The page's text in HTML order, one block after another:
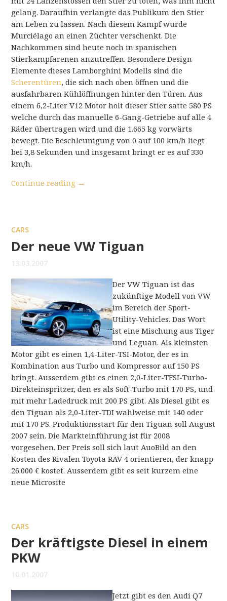
gelang. Daraufhin verlangte das Publikum den Stier
am Leben zu lassen. Nach diesem Kampf wurde
Murciélago an einen Züchter verschenkt. Die
Nachkommen sind heute noch in spanischen
Stierkampfarenen anzutreffen. Besondere Design-
Elemente dieses Lamborghini Modells sind die
Scherentüren, die sich nach oben öffnen und die
ausfahrbaren Kühlöffnungen hinter den Türen. Aus
einem 6,2-Liter V12 Motor holt dieser Stier satte 580 PS
welche durch das manuelle 6-Gang-Getriebe auf alle 4
Räder übertragen wird und die 1.665 kg vorwärts
bewegt. Die Beschleunigung von 0 auf 100 km/h liegt
bei 3,8 Sekunden und insgesamt bringt er es auf 330
km/h.
Continue reading →
CARS
Der neue VW Tiguan
13.03.2007
Der VW Tiguan ist das
zukünftige Modell von VW
im Bereich der Sport-
Utility-Vehicles. Das Wort
ist eine Mischung aus Tiger
und Leguan. Als kleinsten
Motor gibt es einen 1,4-Liter-TSI-Motor, der es in
Kombination aus Turbo und Kompressor auf 150 PS
bringt. Ausserdem gibt es einen 2,0-Liter-TFSI-Turbo-
Direkteinspritzer, den es als Soft-Turbo mit 170 PS, und
mit mehr Ladedruck mit 200 PS gibt. Als Diesel gibt es
den Tiguan als 2,0-Liter-TDI wahlweise mit 140 oder
mit 170 PS. Produktionsstart für den Tiguan soll August
2007 sein. Die Markteinführung ist für 2008
vorgesehen. Der Preis soll sich laut AuoBild an den
Kosten des Rivalen Toyota RAV 4 orientieren, der knapp
26.000 € kostet. Ausserdem gibt es seit kurzem eine
neue Microsite
CARS
Der kräftigste Diesel in einem
PKW
10.01.2007
Jetzt gibt es den Audi Q7